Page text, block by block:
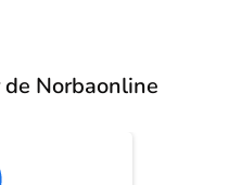
Norbaonline